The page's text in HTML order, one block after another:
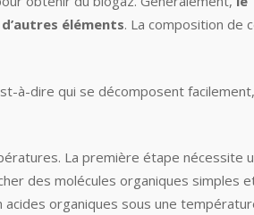
éléments. La composition de
à-dire qui se décomposent facilement,
La première étape nécessite
des molécules organiques simples
organiques sous une